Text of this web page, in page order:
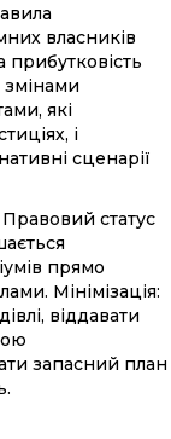
власників
змінами
які
і
сценарії
статус
прямо
Мінімізація:
віддавати
запасний план